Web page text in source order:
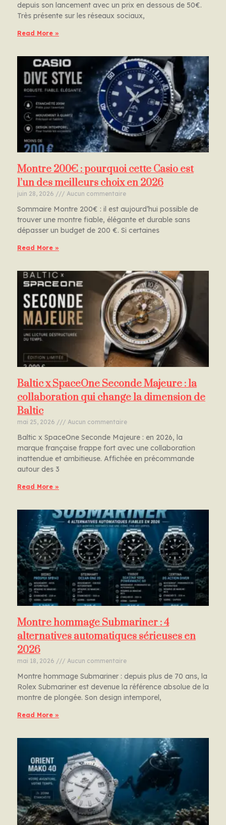
depuis son lancement avec un prix en dessous de 50€.
Très présente sur les réseaux sociaux,
Read More »
Montre 200€ : pourquoi cette Casio est
l’un des meilleurs choix en 2026
juin 28, 2026 Aucun commentaire
Sommaire Montre 200€ : il est aujourd’hui possible de
trouver une montre fiable, élégante et durable sans
dépasser un budget de 200 €. Si certaines
Read More »
Baltic x SpaceOne Seconde Majeure : la
collaboration qui change la dimension de
Baltic
mai 25, 2026 Aucun commentaire
Baltic x SpaceOne Seconde Majeure : en 2026, la
marque française frappe fort avec une collaboration
inattendue et ambitieuse. Affichée en précommande
autour des 3
Read More »
Montre hommage Submariner : 4
alternatives automatiques sérieuses en
2026
mai 18, 2026 Aucun commentaire
Montre hommage Submariner : depuis plus de 70 ans, la
Rolex Submariner est devenue la référence absolue de la
montre de plongée. Son design intemporel,
Read More »